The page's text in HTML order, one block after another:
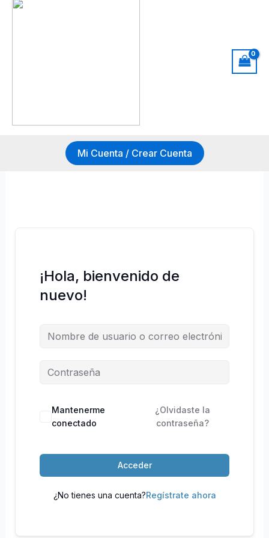
Mi Cuenta / Crear Cuenta
¡Hola, bienvenido de
nuevo!
Mantenerme
conectado
¿Olvidaste la
contraseña?
Acceder
¿No tienes una cuenta?Regístrate ahora